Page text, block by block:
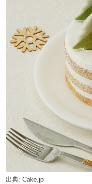
出典: Cake.jp